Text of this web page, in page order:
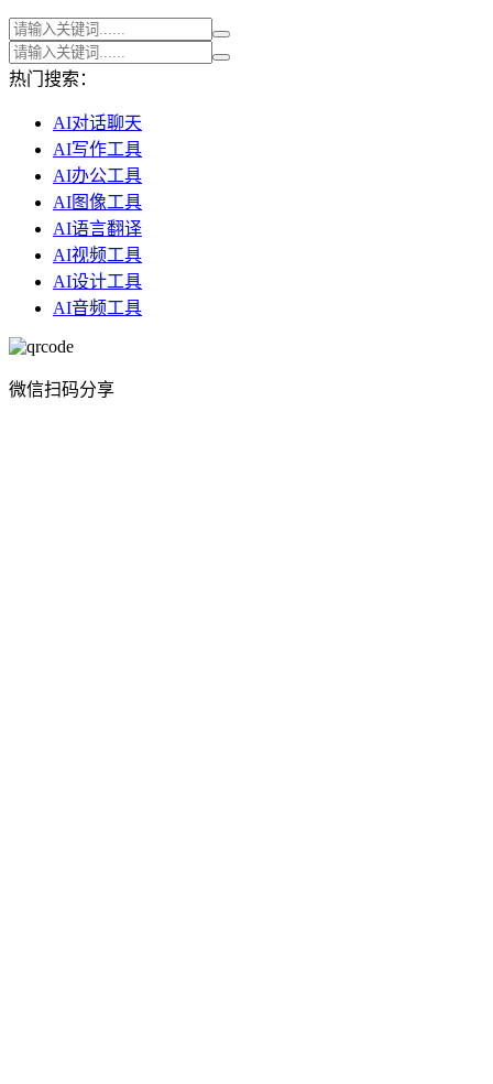
热门搜索：
AI对话聊天
AI写作工具
AI办公工具
AI图像工具
AI语言翻译
AI视频工具
AI设计工具
AI音频工具
微信扫码分享